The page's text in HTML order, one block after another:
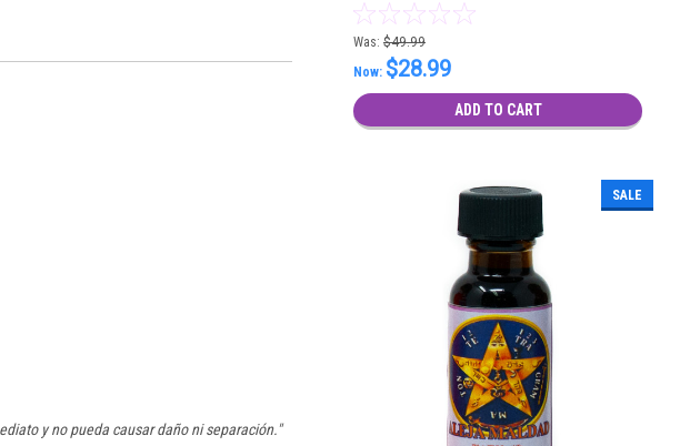
y no pueda causar daño ni separación."
Was: $49.99
Now: $28.99
ADD TO CART
SALE